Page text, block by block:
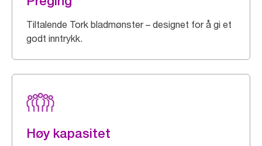
Tiltalende Tork bladmønster – designet for å gi et
godt inntrykk.
Høy kapasitet